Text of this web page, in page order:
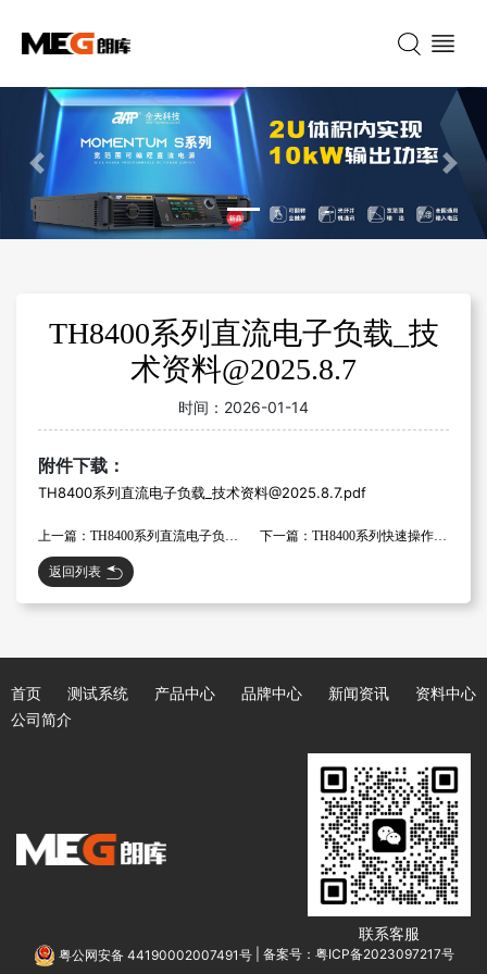
Previous Next
TH8400系列直流电子负载_技
术资料@2025.8.7
时间： 2026-01-14
附件下载：
TH8400系列直流电子负载_技术资料@2025.8.7.pdf
上一篇：TH8400系列直流电子负载_使用说明书V1.6@2025.4.1 下一篇：TH8400系列快速操作指南
返回列表
首页 测试系统 产品中心 品牌中心 新闻资讯
资料中心
公司简介
联系客服
粤公网安备 44190002007491号 备案号：粤ICP备2023097217号